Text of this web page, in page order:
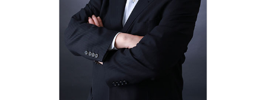
ニ級・⽊造建築⼠試験について
資格の諸手続
一級建築士の諸手続